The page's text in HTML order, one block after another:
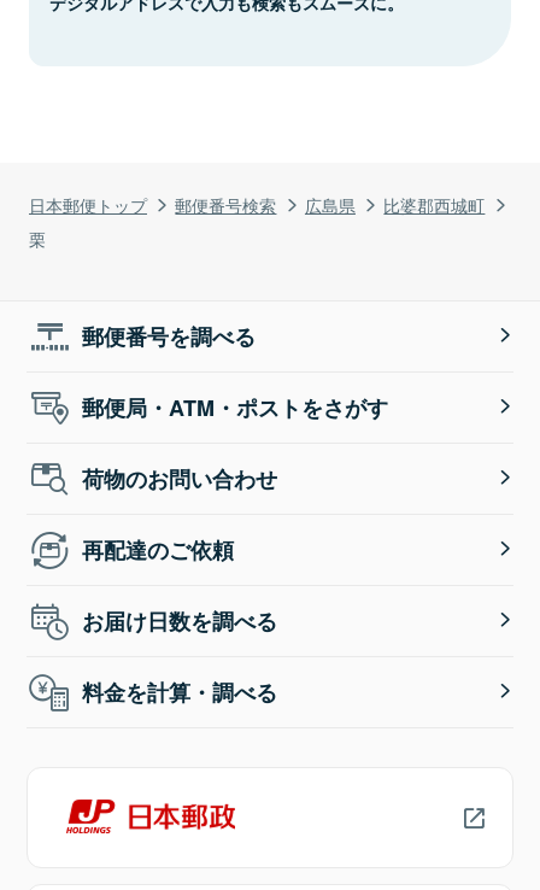
日本郵便トップ 郵便番号検索 広島県
比婆郡西城町
栗
郵便番号を調べる
郵便局・ATM・ポストをさがす
荷物のお問い合わせ
再配達のご依頼
お届け日数を調べる
料金を計算・調べる